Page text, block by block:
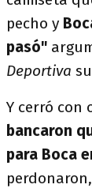
pecho y
pasó"
Deportiva
Y cerró con
bancaron
para Boca